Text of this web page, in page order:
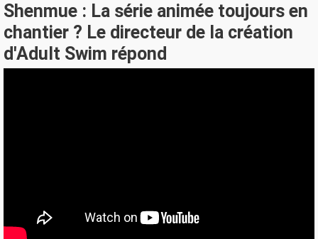
Shenmue : La série animée toujours en
chantier ? Le directeur de la création
d'Adult Swim répond